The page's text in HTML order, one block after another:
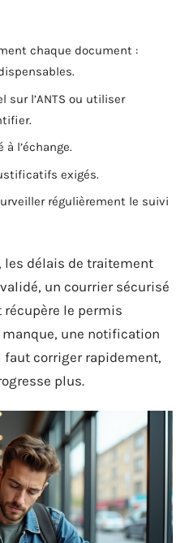
chaque document :
sur l’ANTS ou utiliser
l’échange.
exigés.
régulièrement le suivi
les délais de traitement
un courrier sécurisé
le permis
une notification
corriger rapidement,
plus.